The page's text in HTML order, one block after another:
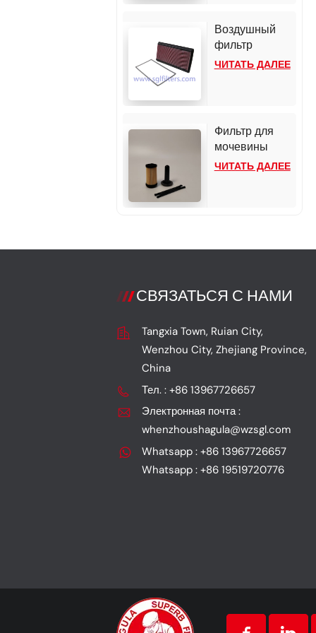
выпуска.
Воздушный
фильтр
высокой
Chevrolet
Camaro
ЧИТАТЬ ДАЛЕЕ
Фильтр для
мочевины
UF101 - Bosch
ЧИТАТЬ ДАЛЕЕ
СВЯЗАТЬСЯ С НАМИ
Tangxia Town, Ruian City,
Wenzhou City, Zhejiang Province,
China
Тел. : +86 13967726657
Электронная почта :
whenzhoushagula@wzsgl.com
Whatsapp : +86 13967726657
Whatsapp : +86 19519720776